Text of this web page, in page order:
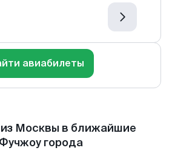
авиабилеты
Москвы в ближайшие
города